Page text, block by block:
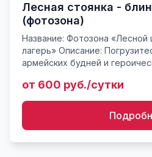
Лесная стоянка -
(фотозона)
Название: Фотозона
лагерь» Описание: Погрузитесь в атмосферу
армейских будней и
лесной лагерь с поразит...
от 600 руб./сутки